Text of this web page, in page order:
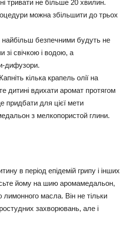
тривати не більше 20 хвилин.
можна збільшити до трьох
найбільш безпечними будуть не
зі свічкою і водою, а
дифузори.
Капніть кілька крапель олії на
дитині вдихати аромат протягом
придбати для цієї мети
з мелкопористой глини.
в період епідемій грипу і інших
йому на шию аромамедальон,
лимонного масла. Він не тільки
захворювань, але і